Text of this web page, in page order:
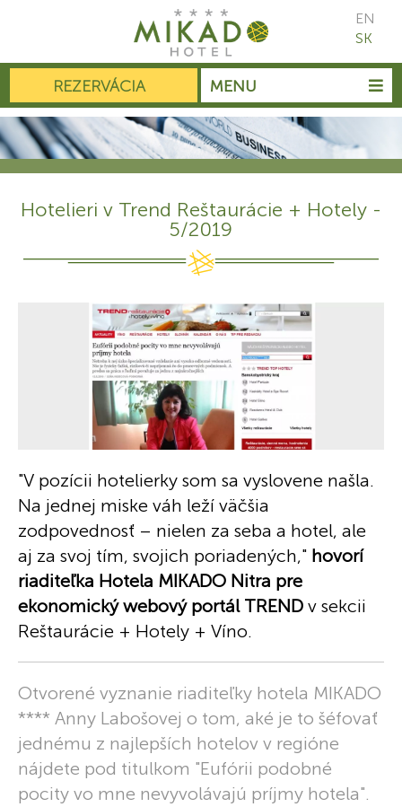
MENU
REZERVÁCIA
EN
SK
Hotelieri v Trend Reštaurácie + Hotely -
5/2019
"V pozícii hotelierky som sa vyslovene našla.
Na jednej miske váh leží väčšia
zodpovednosť – nielen za seba a hotel, ale
aj za svoj tím, svojich poriadených," hovorí
riaditeľka Hotela MIKADO Nitra pre
ekonomický webový portál TREND v sekcii
Reštaurácie + Hotely + Víno.
Otvorené vyznanie riaditeľky hotela MIKADO
**** Anny Labošovej o tom, aké je to šéfovať
jednému z najlepších hotelov v regióne
nájdete pod titulkom "Eufórii podobné
pocity vo mne nevyvolávajú príjmy hotela".